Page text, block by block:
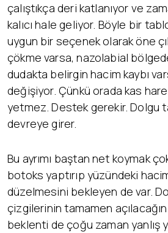
çalıştıkça deri katlanıyor ve
kalıcı hale geliyor. Böyle bir
uygun bir seçenek olarak öne
çökme varsa, nazolabial
dudakta belirgin hacim kaybı
değişiyor. Çünkü orada kas
yetmez. Destek gerekir. Dolgu
devreye girer.
Bu ayrımı baştan net koymak
botoks yaptırıp yüzündeki
düzelmesini bekleyen de var.
çizgilerinin tamamen
beklenti de çoğu zaman yanlış